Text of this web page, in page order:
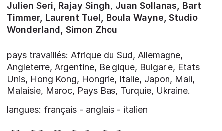
Julien Seri, Rajay Singh, Juan Sollanas, Bart
Timmer, Laurent Tuel, Boula Wayne, Studio
Wonderland, Simon Zhou
pays travaillés: Afrique du Sud, Allemagne,
Angleterre, Argentine, Belgique, Bulgarie, Etats
Unis, Hong Kong, Hongrie, Italie, Japon, Mali,
Malaisie, Maroc, Pays Bas, Turquie, Ukraine.
langues: français - anglais - italien